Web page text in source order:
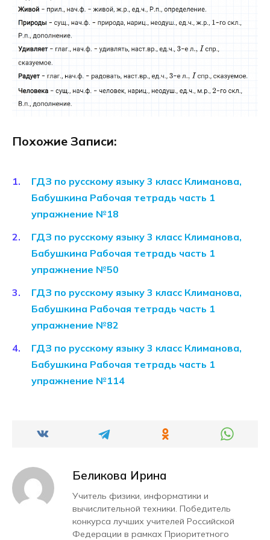
Похожие Записи:
ГДЗ по русскому языку 3 класс Климанова,
Бабушкина Рабочая тетрадь часть 1
упражнение №18
ГДЗ по русскому языку 3 класс Климанова,
Бабушкина Рабочая тетрадь часть 1
упражнение №50
ГДЗ по русскому языку 3 класс Климанова,
Бабушкина Рабочая тетрадь часть 1
упражнение №82
ГДЗ по русскому языку 3 класс Климанова,
Бабушкина Рабочая тетрадь часть 1
упражнение №114
Беликова Ирина
Учитель физики, информатики и
вычислительной техники. Победитель
конкурса лучших учителей Российской
Федерации в рамках Приоритетного